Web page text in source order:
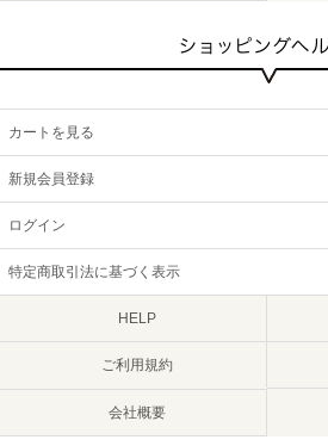
カートを見る
新規会員登録
ログイン
特定商取引法に基づく表示
HELP
ご利用規約
会社概要